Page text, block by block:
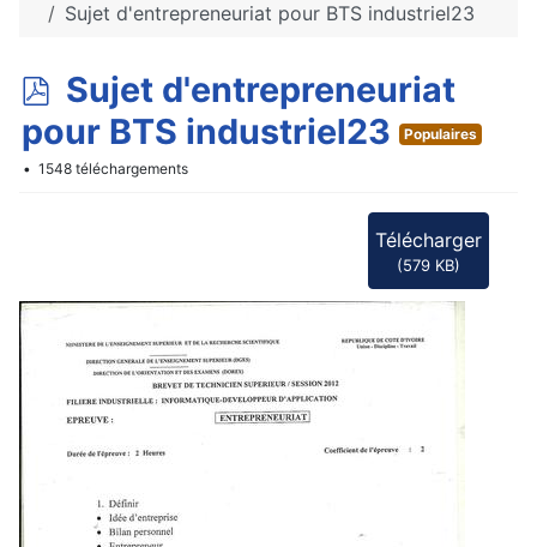
Sujet d'entrepreneuriat pour BTS industriel23
p
d
f
Sujet d'entrepreneuriat
pour BTS industriel23
Populaires
1548 téléchargements
Télécharger
(579 KB)